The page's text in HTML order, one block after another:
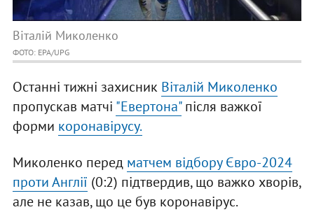
Віталій Миколенко
ФОТО: EPA/UPG
Останні тижні захисник Віталій Миколенко
пропускав матчі "Евертона"після важкої
форми коронавірусу.
Миколенко перед матчем відбору Євро-2024
проти Англії (0:2) підтвердив, що важко хворів,
але не казав, що це був коронавірус.